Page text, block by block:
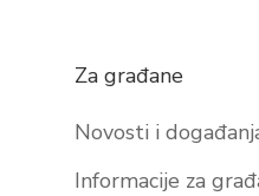
Za građane
Novosti i
Informacije za